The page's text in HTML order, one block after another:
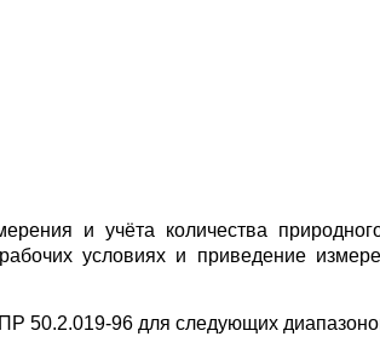
и учёта количества
условиях и приведение
50.2.019-96 для следующих